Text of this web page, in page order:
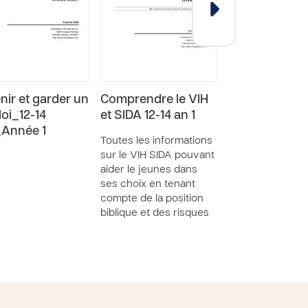
et garder un
14
1
Comprendre le VIH
et SIDA 12-14 an 1
Toutes les informations
sur le VIH SIDA pouvant
aider le jeunes dans
ses choix en tenant
compte de la position
biblique et des risques